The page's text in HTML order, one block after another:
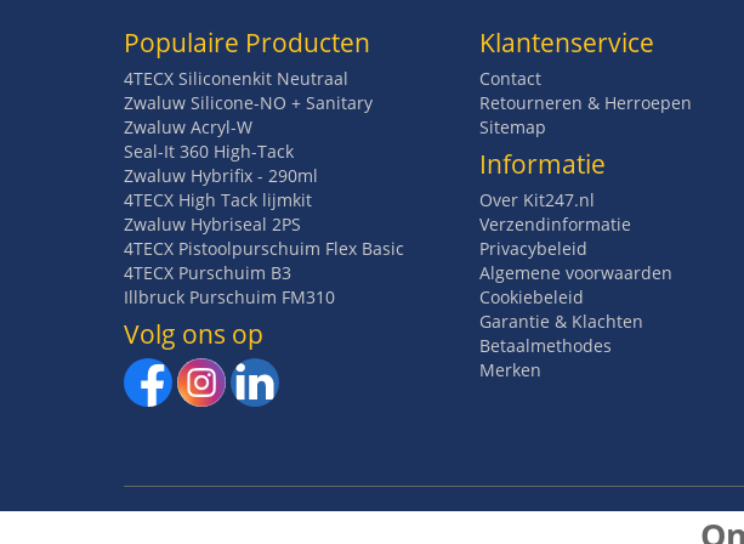
Populaire Producten
4TECX Siliconenkit Neutraal
Zwaluw Silicone-NO + Sanitary
Zwaluw Acryl-W
Seal-It 360 High-Tack
Zwaluw Hybrifix - 290ml
4TECX High Tack lijmkit
Zwaluw Hybriseal 2PS
4TECX Pistoolpurschuim Flex Basic
4TECX Purschuim B3
Illbruck Purschuim FM310
Volg ons op
Klantenservice
Contact
Retourneren & Herroepen
Sitemap
Informatie
Over Kit247.nl
Verzendinformatie
Privacybeleid
Algemene voorwaarden
Cookiebeleid
Garantie & Klachten
Betaalmethodes
Merken